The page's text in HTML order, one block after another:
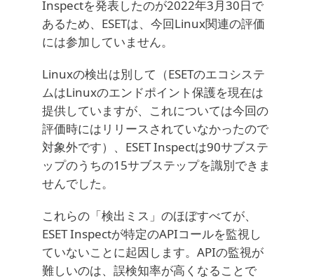
Inspectを発表したのが2022年3月30日で
あるため、ESETは、今回Linux関連の評価
には参加していません。
Linuxの検出は別して（ESETのエコシステ
ムはLinuxのエンドポイント保護を現在は
提供していますが、これについては今回の
評価時にはリリースされていなかったので
対象外です）、ESET Inspectは90サブステ
ップのうちの15サブステップを識別できま
せんでした。
これらの「検出ミス」のほぼすべてが、
ESET Inspectが特定のAPIコールを監視し
ていないことに起因します。APIの監視が
難しいのは、誤検知率が高くなることで